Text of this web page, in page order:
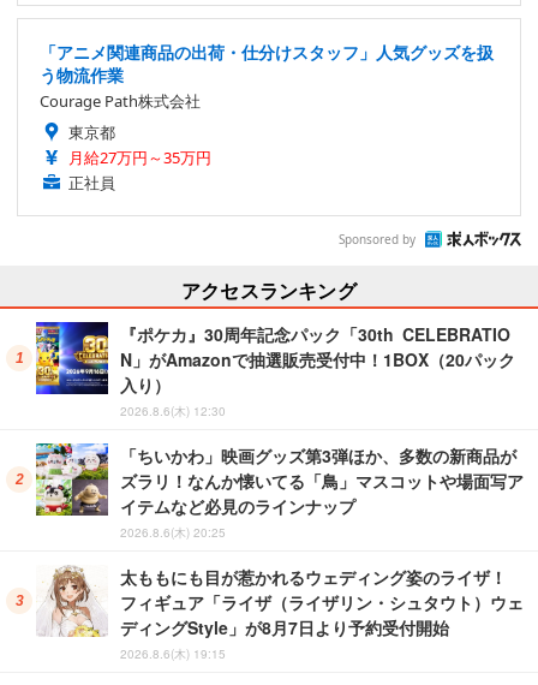
「アニメ関連商品の出荷・仕分けスタッフ」人気グッズを扱
う物流作業
Courage Path株式会社
東京都
月給27万円～35万円
正社員
Sponsored by
アクセスランキング
『ポケカ』30周年記念パック「30th CELEBRATIO
N」がAmazonで抽選販売受付中！1BOX（20パック
入り）
2026.8.6(木) 12:30
「ちいかわ」映画グッズ第3弾ほか、多数の新商品が
ズラリ！なんか懐いてる「鳥」マスコットや場面写ア
イテムなど必見のラインナップ
2026.8.6(木) 20:25
太ももにも目が惹かれるウェディング姿のライザ！
フィギュア「ライザ（ライザリン・シュタウト）ウェ
ディングStyle」が8月7日より予約受付開始
2026.8.6(木) 19:15